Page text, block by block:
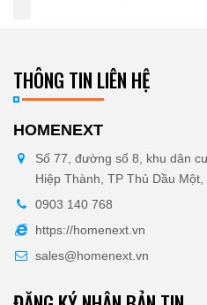
THÔNG TIN LIÊN HỆ
HOMENEXT
Số 77, đường số 8, khu dân
Hiệp Thành, TP Thủ Dầu
0903 140 768
https://homenext.vn
sales@homenext.vn